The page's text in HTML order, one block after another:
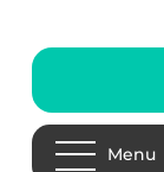
Menu